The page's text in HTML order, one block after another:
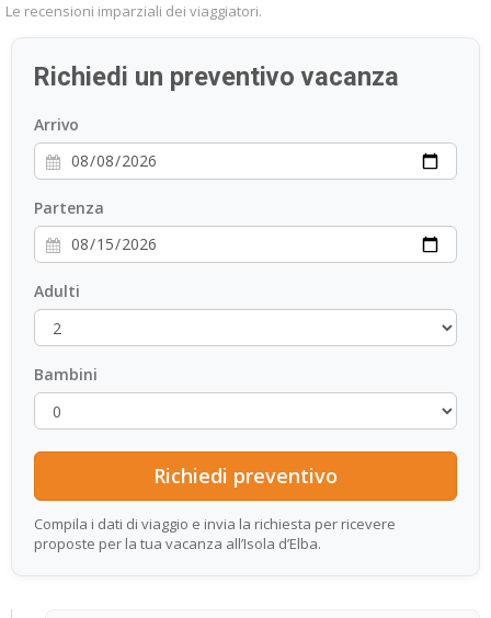
Le recensioni imparziali dei viaggiatori.
Richiedi un preventivo vacanza
Arrivo
Partenza
Adulti
Bambini
Compila i dati di viaggio e invia la richiesta per ricevere
proposte per la tua vacanza all’Isola d’Elba.